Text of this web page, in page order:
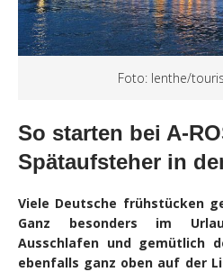
Foto: lenthe/
So starten bei A-
Spätaufsteher in
Viele Deutsche frühstücken
Ganz besonders im
Ausschlafen und gemütlich
ebenfalls ganz oben auf der